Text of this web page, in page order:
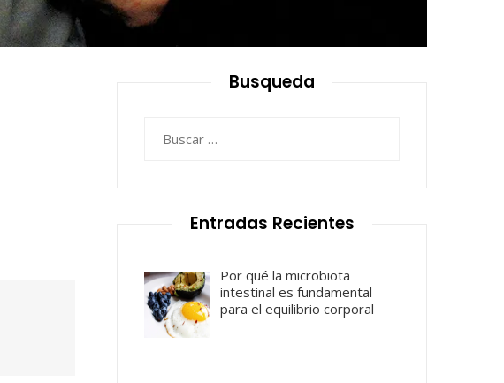
Busqueda
Entradas Recientes
Por qué la microbiota
intestinal es fundamental
para el equilibrio corporal